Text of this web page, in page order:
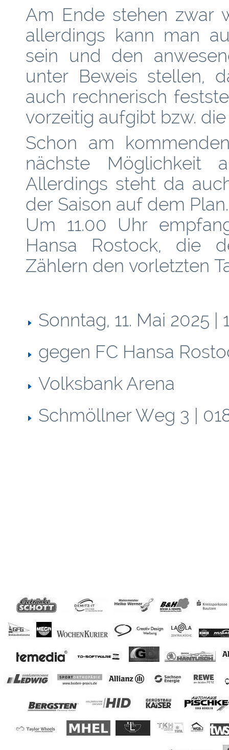
Am Ende stehen zwar
allerdings kann man
sein und den
unter Beweis stellen,
auch rechnerisch
vorzeitig aufgibt bzw.
Schon am
nächste Möglichkeit
Allerdings steht da
der Saison auf dem Plan.
Um 11.00 Uhr
Hansa Rostock, die
Zählern den vorletzten
Sonntag, 11. Mai 2025 |
gegen FC Hansa
Volksbank Arena
Schmöllner Weg 3 |